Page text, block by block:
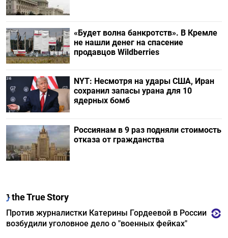
«Будет волна банкротств». В Кремле
не нашли денег на спасение
продавцов Wildberries
NYT: Несмотря на удары США, Иран
сохранил запасы урана для 10
ядерных бомб
Россиянам в 9 раз подняли стоимость
отказа от гражданства